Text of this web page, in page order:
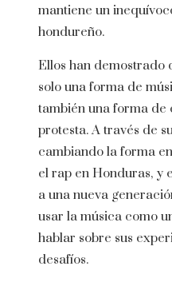
mantiene un
hondureño.
Ellos han demostrado
solo una forma de
también una forma de
protesta. A través de
cambiando la forma
el rap en Honduras, y
a una nueva
usar la música como
hablar sobre sus
desafíos.